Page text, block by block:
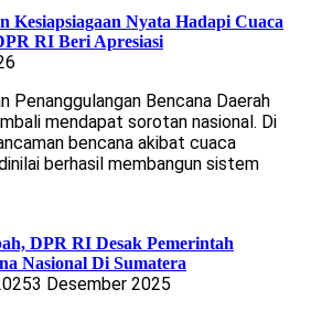
Nyata Hadapi Cuaca
RI Beri Apresiasi
Penanggulangan Bencana Daerah
mendapat sorotan nasional. Di
bencana akibat cuaca
berhasil membangun sistem
DPR RI Desak Pemerintah
Nasional Di Sumatera
3 Desember 2025